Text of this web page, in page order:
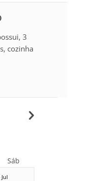
3
cozinha
Jul
Sáb